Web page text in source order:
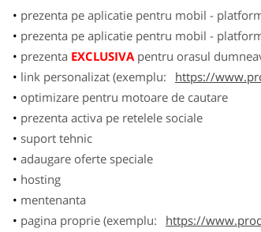
prezenta pe aplicatie pentru mobil -
prezenta pe aplicatie pentru mobil -
prezenta EXCLUSIVApentru orasul
link personalizat (exemplu:
https://
optimizare pentru motoare de cautare
prezenta activa pe retelele sociale
suport tehnic
adaugare oferte speciale
hosting
mentenanta
pagina proprie (exemplu:
https://